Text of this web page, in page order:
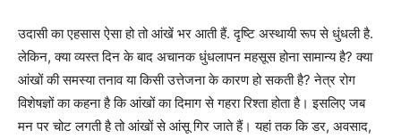
उदासी का एहसास ऐसा हो तो आंखें भर आती हैं. दृष्टि अस्थायी रूप से धुंधली है.
लेकिन, क्या व्यस्त दिन के बाद अचानक धुंधलापन महसूस होना सामान्य है? क्या
आंखों की समस्या तनाव या किसी उत्तेजना के कारण हो सकती है? नेत्र रोग
विशेषज्ञों का कहना है कि आंखों का दिमाग से गहरा रिश्ता होता है। इसलिए जब
मन पर चोट लगती है तो आंखों से आंसू गिर जाते हैं। यहां तक ​​कि डर, अवसाद,